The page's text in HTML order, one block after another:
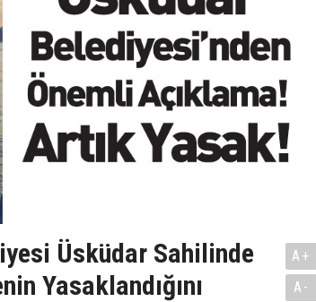
Üsküdar Sahilinde
Yasaklandığını
A+
A-